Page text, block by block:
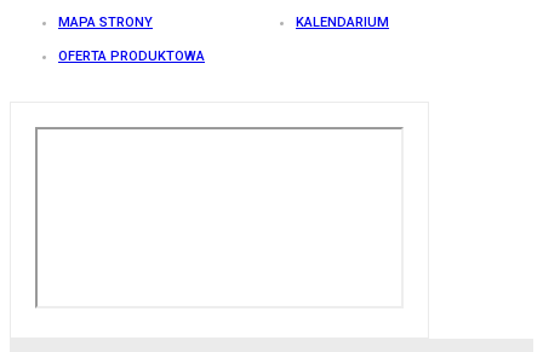
MAPA STRONY KALENDARIUM
OFERTA PRODUKTOWA